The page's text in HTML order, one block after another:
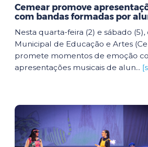
Cemear promove
com bandas formadas por
Nesta quarta-feira (2) e sábado (5),
Municipal de Educação e Artes
promete momentos de emoção
apresentações musicais de alun...